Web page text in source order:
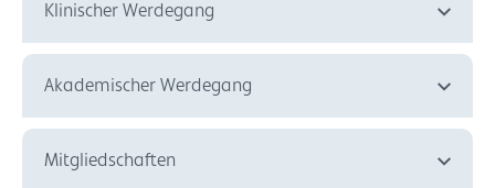
Klinischer Werdegang
Akademischer Werdegang
Mitgliedschaften